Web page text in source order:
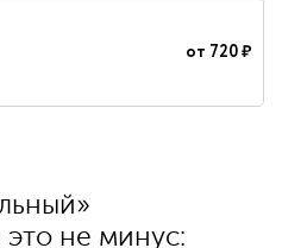
от 720 ₽
не минус: